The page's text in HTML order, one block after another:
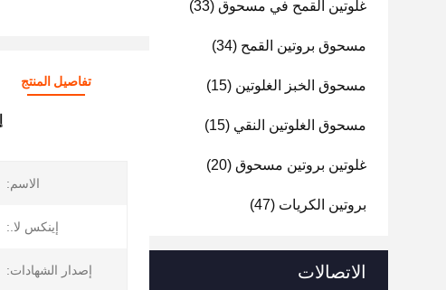
غلوتين القمح في مسحوق (33)
مسحوق بروتين القمح (34)
مسحوق الخبز الغلوتين (15)
مسحوق الغلوتين النقي (15)
غلوتين بروتين مسحوق (20)
بروتين الكريات (47)
الاتصالات
تفاصيل المنتج
الاسم:
إينكس لا.:
إصدار الشهادات: